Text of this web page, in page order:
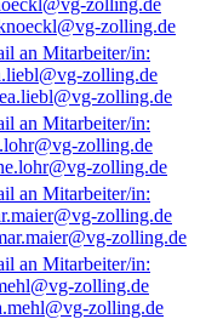
zolling.de
zolling.de
zolling.de
zolling.de
zolling.de